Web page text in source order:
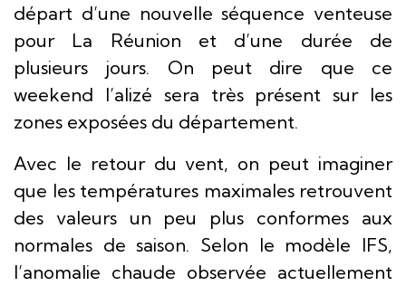
départ d’une nouvelle séquence venteuse
pour La Réunion et d’une durée de
plusieurs jours. On peut dire que ce
weekend l’alizé sera très présent sur les
zones exposées du département.
Avec le retour du vent, on peut imaginer
que les températures maximales retrouvent
des valeurs un peu plus conformes aux
normales de saison. Selon le modèle IFS,
l’anomalie chaude observée actuellement